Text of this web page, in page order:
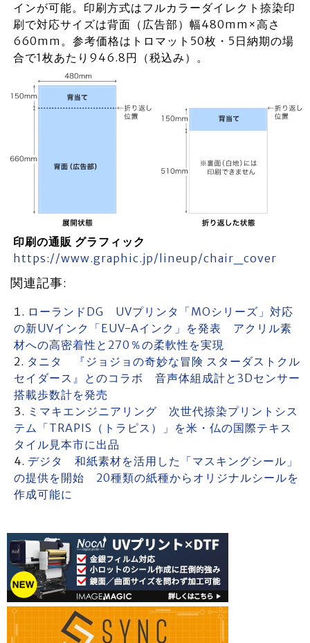
インが可能。印刷方式はフルカラーダイレクト捺染印
刷で対応サイズは背面（広告部）幅480mm×高さ
660mm。参考価格はトロマット50枚・5日納期の場
合で1枚あたり946.8円（税込み）。
印刷の通販 グラフィック
https://www.graphic.jp/lineup/chair_cover
関連記事:
ローランドDG UVプリンタ「MOシリーズ」対応
の新UVインク「EUV-Aインク」を発表 アクリル素
材への高密着性と270％の柔軟性を実現
タニタ 『ジョジョの奇妙な冒険 スターダストクル
セイダース』とのコラボ 音声体組成計と3Dセンサー
搭載歩数計を発売
ミマキエンジニアリング 次世代捺染プリントシス
テム「TRAPIS（トラピス）」を米・仏の国際テキス
タイル見本市に出品
デジタ 和紙素材を活用した「マスキングシール」
の提供を開始 20種類の紙種からオリジナルシールを
作成可能に